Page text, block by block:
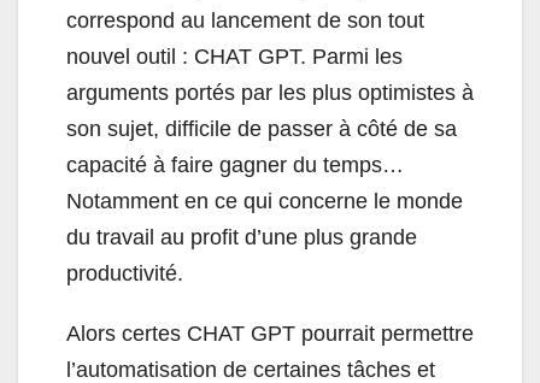
correspond au lancement de son tout
nouvel outil : CHAT GPT. Parmi les
arguments portés par les plus optimistes à
son sujet, difficile de passer à côté de sa
capacité à faire gagner du temps…
Notamment en ce qui concerne le monde
du travail au profit d’une plus grande
productivité.
Alors certes CHAT GPT pourrait permettre
l’automatisation de certaines tâches et